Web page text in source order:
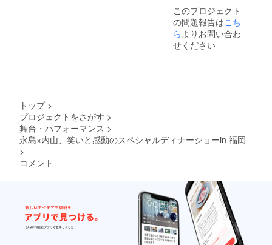
このプロジェクト
の問題報告はこち
ら よりお問い合わ
せください
トップ >
プロジェクトをさがす >
舞台・パフォーマンス >
永島×内山、笑いと感動のスペシャルディナーショーin 福岡
>
コメント